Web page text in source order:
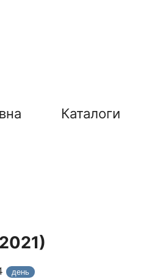
Каталоги
день